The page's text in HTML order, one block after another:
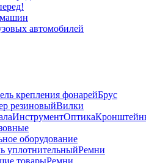
машин
автомобилей
крепления фонарейБрус
резиновыйВилки
ИнструментОптика
оборудование
уплотнительныйРемни
товарыРемни